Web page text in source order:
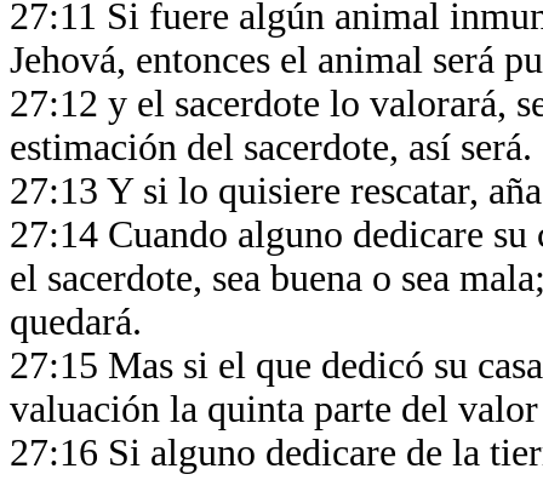
27:11 Si fuere algún animal
Jehová, entonces el animal será
27:12 y el sacerdote lo valorará,
estimación del sacerdote, así será.
27:13 Y si lo quisiere rescatar,
27:14 Cuando alguno dedicare su
el sacerdote, sea buena o sea
quedará.
27:15 Mas si el que dedicó su
valuación la quinta parte del
27:16 Si alguno dedicare de la